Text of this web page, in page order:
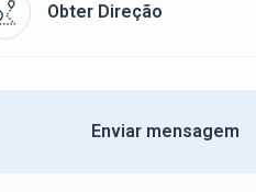
Obter Direção
Enviar mensagem